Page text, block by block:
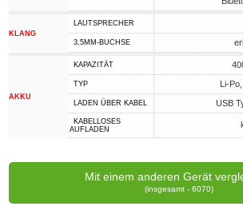
KLANG
LAUTSPRECHER
3,5MM-BUCHSE
AKKU
KAPAZITÄT
TYP Li-
LADEN ÜBER KABEL USB
KABELLOSES
AUFLADEN
Mit einem anderen Gerät
(insgesamt - 6070)